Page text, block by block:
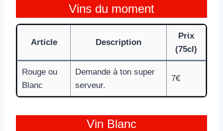
Vins du moment
Article Description
Prix
(75cl)
Rouge ou
Blanc
Demande à ton super
serveur.
7€
Vin Blanc